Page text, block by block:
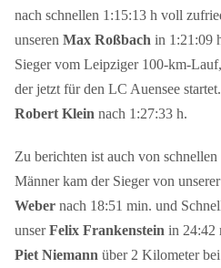
nach schnellen 1:15:13 h voll
unseren Max Roßbach in 1:21:09
Sieger vom Leipziger 100-km-
der jetzt für den LC Auensee
Robert Klein nach 1:27:33 h.
Zu berichten ist auch von
Männer kam der Sieger von
Weber nach 18:51 min. und
unserFelix Frankenstein in 24:42
Piet Niemann über 2 Kilometer